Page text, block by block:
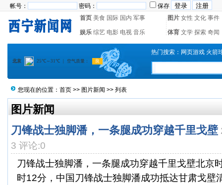
帐号： 密码：
保存
首页 美食 国际 国内 军事 图片 女性 文化 事件
娱乐 综艺 电影 电视 音乐 体育 文学 探索 奇闻
热门搜索： 网页游戏 火箭
您现在的位置： 首页 >> 图片新闻 >> 列表
图片新闻
刀锋战士独脚潘，一条腿成功穿越千里戈壁
3 评论:0
刀锋战士独脚潘，一条腿成功穿越千里戈壁北京
时12分，中国刀锋战士独脚潘成功抵达甘肃戈壁